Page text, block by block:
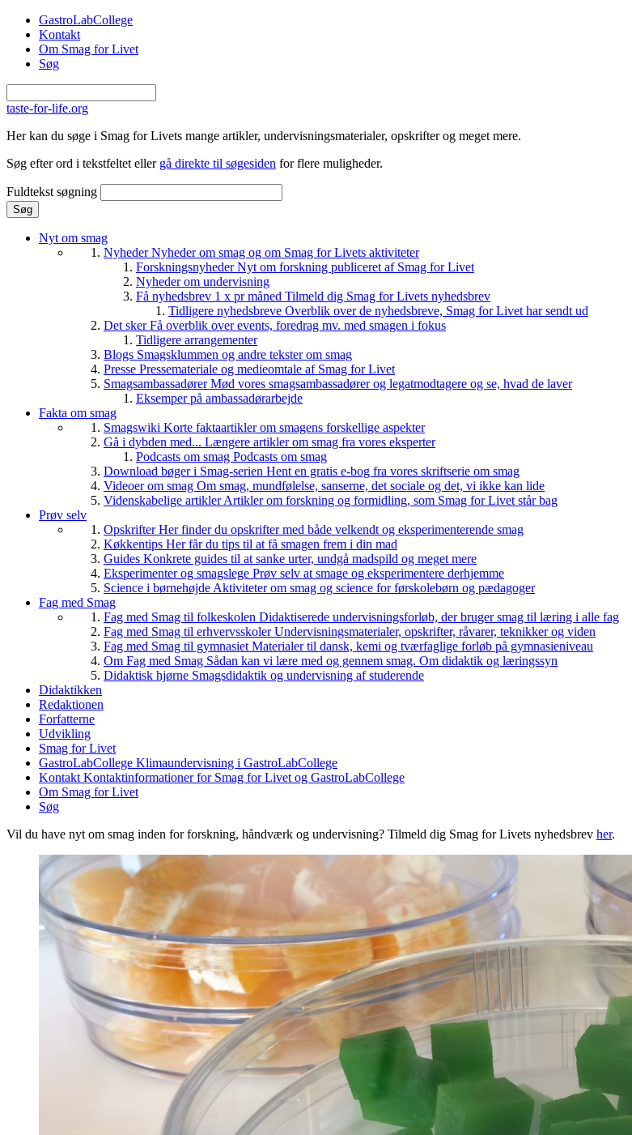
Gå til hovedindhold
GastroLabCollege
Kontakt
Om Smag for Livet
Søg
taste-for-life.org
Her kan du søge i Smag for Livets mange artikler, undervisningsmaterialer, opskrifter og meget mere.
Søg efter ord i tekstfeltet eller gå direkte til søgesiden for flere muligheder.
Fuldtekst søgning
Nyt om smag
NyhederNyheder om smag og om Smag for Livets aktiviteter
ForskningsnyhederNyt om forskning publiceret af Smag for Livet
Nyheder om undervisning
Få nyhedsbrev 1 x pr måned Tilmeld dig Smag for Livets nyhedsbrev
Tidligere nyhedsbreve Overblik over de nyhedsbreve, Smag for Livet har sendt ud
Det skerFå overblik over events, foredrag mv. med smagen i fokus
Tidligere arrangementer
Blogs Smagsklummen og andre tekster om smag
Presse Pressemateriale og medieomtale af Smag for Livet
SmagsambassadørerMød vores smagsambassadører og legatmodtagere og se, hvad de laver
Eksemper på ambassadørarbejde
Fakta om smag
Smagswiki Korte faktaartikler om smagens forskellige aspekter
Gå i dybden med... Længere artikler om smag fra vores eksperter
Podcasts om smag Podcasts om smag
Download bøger i Smag-serien Hent en gratis e-bog fra vores skriftserie om smag
Videoer om smag Om smag, mundfølelse, sanserne, det sociale og det, vi ikke kan lide
Videnskabelige artiklerArtikler om forskning og formidling, som Smag for Livet står bag
Prøv selv
OpskrifterHer finder du opskrifter med både velkendt og eksperimenterende smag
Køkkentips Her får du tips til at få smagen frem i din mad
Guides Konkrete guides til at sanke urter, undgå madspild og meget mere
Eksperimenter og smagslege Prøv selv at smage og eksperimentere derhjemme
Science i børnehøjde Aktiviteter om smag og science for førskolebørn og pædagoger
Fag med Smag
Fag med Smag til folkeskolen Didaktiserede undervisningsforløb, der bruger smag til læring i alle fag
Fag med Smag til erhvervsskolerUndervisningsmaterialer, opskrifter, råvarer, teknikker og viden
Fag med Smag til gymnasiet Materialer til dansk, kemi og tværfaglige forløb på gymnasieniveau
Om Fag med Smag Sådan kan vi lære med og gennem smag. Om didaktik og læringssyn
Didaktisk hjørne Smagsdidaktik og undervisning af studerende
Didaktikken
Redaktionen
Forfatterne
Udvikling
Smag for Livet
GastroLabCollege Klimaundervisning i GastroLabCollege
Kontakt Kontaktinformationer for Smag for Livet og GastroLabCollege
Om Smag for Livet
Søg
Vil du have nyt om smag inden for forskning, håndværk og undervisning? Tilmeld dig Smag for Livets nyhedsbrev her.